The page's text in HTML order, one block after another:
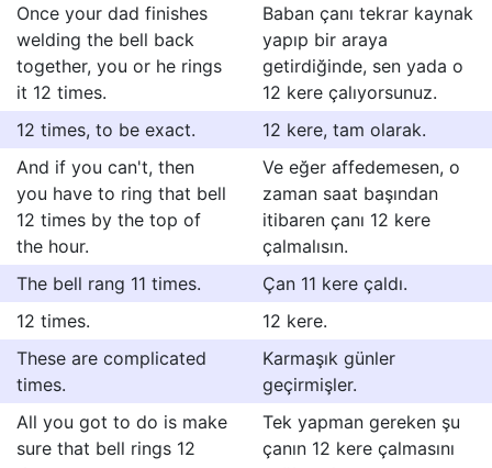
Once your dad finishes
welding the bell back
together, you or he rings
it 12 times.
Baban çanı tekrar kaynak
yapıp bir araya
getirdiğinde, sen yada o
12 kere çalıyorsunuz.
12 times, to be exact.
12 kere, tam olarak.
And if you can't, then
you have to ring that bell
12 times by the top of
the hour.
Ve eğer affedemesen, o
zaman saat başından
itibaren çanı 12 kere
çalmalısın.
The bell rang 11 times.
Çan 11 kere çaldı.
12 times.
12 kere.
These are complicated
times.
Karmaşık günler
geçirmişler.
All you got to do is make
sure that bell rings 12
Tek yapman gereken şu
çanın 12 kere çalmasını